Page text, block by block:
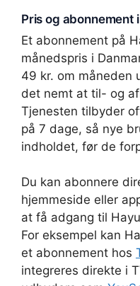
Pris og abonnement
Et abonnement på
månedspris i
49 kr. om måneden
det nemt at til- og
Tjenesten tilbyder
på 7 dage, så nye
indholdet, før de
Du kan abonnere
hjemmeside eller
at få adgang til
For eksempel kan
et abonnement hos
integreres direkte i